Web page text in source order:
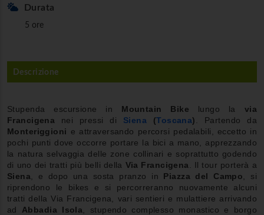
Durata
5 ore
Descrizione
Stupenda escursione in Mountain Bike lungo la via
Francigena nei pressi di Siena (Toscana)
. Partendo da
Monteriggioni e attraversando percorsi pedalabili, eccetto in
pochi punti dove occorre portare la bici a mano, apprezzando
la natura selvaggia delle zone collinari e soprattutto godendo
di uno dei tratti più belli della Via Francigena
. Il tour porterà a
Siena , e dopo una sosta pranzo in Piazza del Campo , si
riprendono le bikes e si percorreranno nuovamente alcuni
tratti della Via Francigena, vari sentieri e mulattiere arrivando
ad Abbadia Isola , stupendo complesso monastico e borgo